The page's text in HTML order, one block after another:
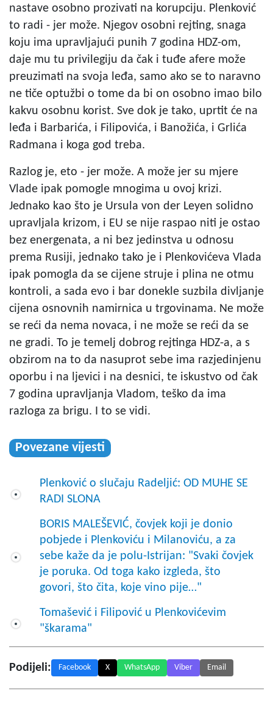
nastave osobno prozivati na korupciju. Plenković
to radi - jer može. Njegov osobni rejting, snaga
koju ima upravljajući punih 7 godina HDZ-om,
daje mu tu privilegiju da čak i tuđe afere može
preuzimati na svoja leđa, samo ako se to naravno
ne tiče optužbi o tome da bi on osobno imao bilo
kakvu osobnu korist. Sve dok je tako, uprtit će na
leđa i Barbarića, i Filipovića, i Banožića, i Grlića
Radmana i koga god treba.
Razlog je, eto - jer može. A može jer su mjere
Vlade ipak pomogle mnogima u ovoj krizi.
Jednako kao što je Ursula von der Leyen solidno
upravljala krizom, i EU se nije raspao niti je ostao
bez energenata, a ni bez jedinstva u odnosu
prema Rusiji, jednako tako je i Plenkovićeva Vlada
ipak pomogla da se cijene struje i plina ne otmu
kontroli, a sada evo i bar donekle suzbila divljanje
cijena osnovnih namirnica u trgovinama. Ne može
se reći da nema novaca, i ne može se reći da se
ne gradi. To je temelj dobrog rejtinga HDZ-a, a s
obzirom na to da nasuprot sebe ima razjedinjenu
oporbu i na ljevici i na desnici, te iskustvo od čak
7 godina upravljanja Vladom, teško da ima
razloga za brigu. I to se vidi.
Povezane vijesti
Plenković o slučaju Radeljić: OD MUHE SE
RADI SLONA
BORIS MALEŠEVIĆ, čovjek koji je donio
pobjede i Plenkoviću i Milanoviću, a za
sebe kaže da je polu-Istrijan: "Svaki čovjek
je poruka. Od toga kako izgleda, što
govori, što čita, koje vino pije…"
Tomašević i Filipović u Plenkovićevim
"škarama"
Podijeli: Facebook X WhatsApp Viber Email